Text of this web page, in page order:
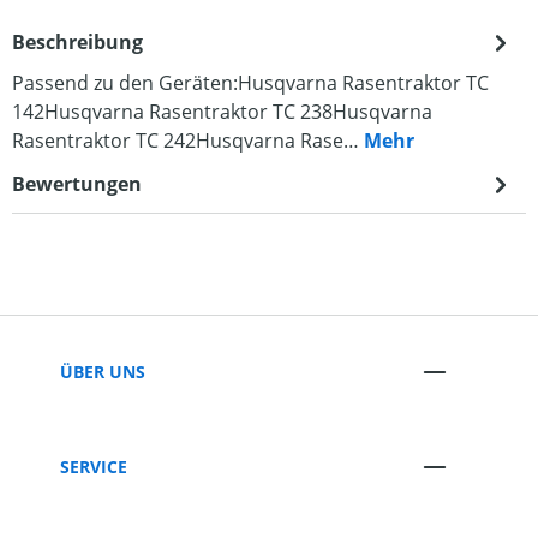
Beschreibung
Passend zu den Geräten:Husqvarna Rasentraktor TC
142Husqvarna Rasentraktor TC 238Husqvarna
Rasentraktor TC 242Husqvarna Rase… Mehr
Bewertungen
ÜBER UNS
SERVICE